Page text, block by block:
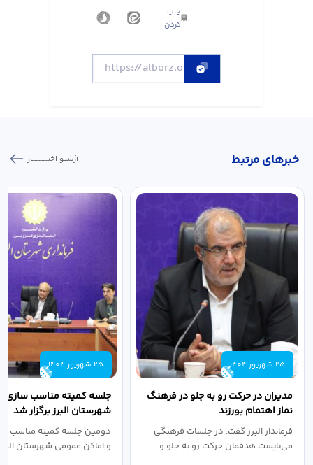
چاپ
کردن
خبر‌های مرتبط آرشیو اخبـــــــــــار
25 شهریور 1404
مدیران در حرکت رو به جلو در فرهنگ
نماز اهتمام بورزند
فرماندار البرز گفت: در جلسات فرهنگی
می‌بایست هدفمان حرکت رو به جلو و
25 شهریور 1404
جلسه کمیته مناسب سازی
شهرستان البرز برگزار شد
دومین جلسه کمیته مناسب
و اماکن عمومی شهرستان